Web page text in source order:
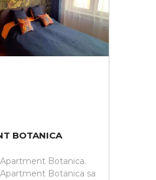
BOTANICA
Botanica.
Botanica sa